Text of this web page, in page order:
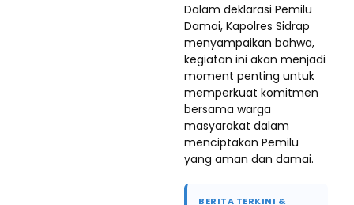
Dalam deklarasi Pemilu
Damai, Kapolres Sidrap
menyampaikan bahwa,
kegiatan ini akan menjadi
moment penting untuk
memperkuat komitmen
bersama warga
masyarakat dalam
menciptakan Pemilu
yang aman dan damai.
BERITA TERKINI &